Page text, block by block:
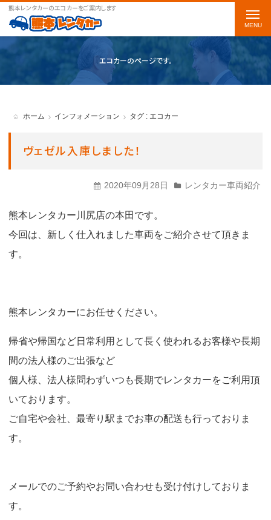
熊本レンタカーのエコカーをご案内します
エコカーのページです。
ホーム インフォメーション タグ : エコカー
ヴェゼル入庫しました！
2020年09月28日 レンタカー車両紹介
熊本レンタカー川尻店の本田です。
今回は、新しく仕入れました車両をご紹介させて頂きま
す。
熊本レンタカーにお任せください。
帰省や帰国など日常利用として長く使われるお客様や長期
間の法人様のご出張など
個人様、法人様問わずいつも長期でレンタカーをご利用頂
いております。
ご自宅や会社、最寄り駅までお車の配送も行っておりま
す。
メールでのご予約やお問い合わせも受け付けしておりま
す。
t
o
g
l
i